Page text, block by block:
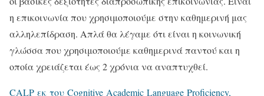
η επικοινωνία που χρησιμοποιούμε στην καθημερινή μας
αλληλεπίδραση. Απλά θα λέγαμε ότι είναι η κοινωνική
γλώσσα που χρησιμοποιούμε καθημερινά παντού και η
οποία χρειάζεται έως 2 χρόνια να αναπτυχθεί.
CALP εκ του Cognitive Academic Language Proficiency,